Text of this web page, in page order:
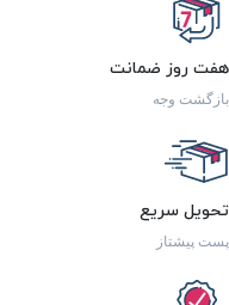
هفت روز ضمانت
بازگشت وجه
تحویل سریع
پست پیشتاز